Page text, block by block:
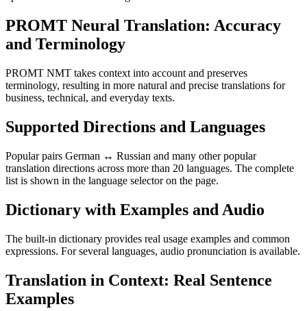
PROMT Neural Translation: Accuracy
and Terminology
PROMT NMT takes context into account and preserves
terminology, resulting in more natural and precise translations for
business, technical, and everyday texts.
Supported Directions and Languages
Popular pairs German ↔ Russian and many other popular
translation directions across more than 20 languages. The complete
list is shown in the language selector on the page.
Dictionary with Examples and Audio
The built-in dictionary provides real usage examples and common
expressions. For several languages, audio pronunciation is available.
Translation in Context: Real Sentence
Examples